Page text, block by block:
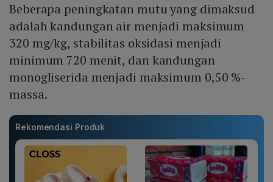
Beberapa peningkatan mutu yang dimaksud
adalah kandungan air menjadi maksimum
320 mg/kg, stabilitas oksidasi menjadi
minimum 720 menit, dan kandungan
monogliserida menjadi maksimum 0,50 %-
massa.
Rekomendasi Produk